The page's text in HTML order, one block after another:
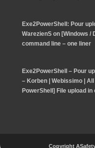
Exe2PowerShell: Pour
WarezienS on [Windows /
command line – one liner
Exe2PowerShell – Pour
– Korben | Webissimo |
PowerShell] File upload
Copyright